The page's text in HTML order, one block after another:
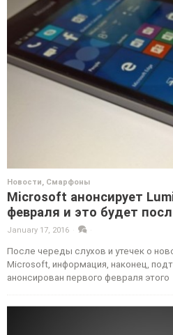
Новости, Смарфоны
Microsoft анонсирует
февраля и это будет
January 17, 2016
После череды слухов и утечек о
Microsoft, информация, наконец,
анонсирован первого февраля этого